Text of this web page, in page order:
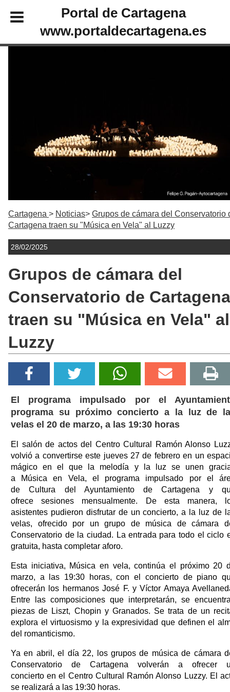
Portal de Cartagena
www.portaldecartagena.es
Cartagena Noticias
Grupos de cámara del Conservatorio
Cartagena traen su "Música en Vela" al Luzzy
28/02/2025
Grupos de cámara del
Conservatorio de Cartagena
traen su "Música en Vela" al
Luzzy
El programa impulsado por el
programa su próximo concierto a la luz de
velas el 20 de marzo, a las 19:30 horas
El salón de actos del Centro Cultural Ramón Alonso
volvió a convertirse este jueves 27 de febrero en un
mágico en el que la melodía y la luz se unen
a Música en Vela, el programa impulsado por el
de Cultura del Ayuntamiento de Cartagena y
ofrece sesiones mensualmente. De esta manera,
asistentes pudieron disfrutar de un concierto, a la luz de
velas, ofrecido por un grupo de música de cámara
Conservatorio de la ciudad. La entrada para todo el ciclo
gratuita, hasta completar aforo.
Esta iniciativa, Música en vela, continúa el próximo 20
marzo, a las 19:30 horas, con el concierto de piano
ofrecerán los hermanos José F. y Víctor Amaya
Entre las composiciones que interpretarán, se
piezas de Liszt, Chopin y Granados. Se trata de un
explora el virtuosismo y la expresividad que definen el
del romanticismo.
Ya en abril, el día 22, los grupos de música de cámara
Conservatorio de Cartagena volverán a ofrecer
concierto en el Centro Cultural Ramón Alonso Luzzy. El
se realizará a las 19:30 horas.